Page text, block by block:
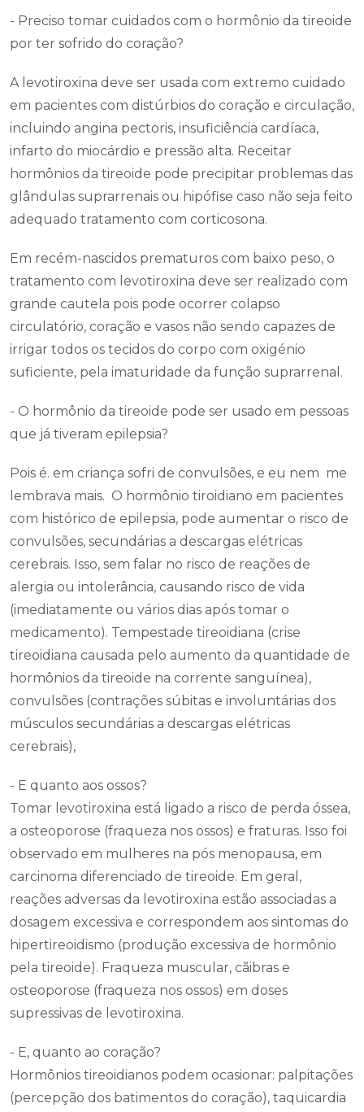
- Preciso tomar cuidados com o hormônio da tireoide
por ter sofrido do coração?
A levotiroxina deve ser usada com extremo cuidado
em pacientes com distúrbios do coração e circulação,
incluindo angina pectoris, insuficiência cardíaca,
infarto do miocárdio e pressão alta. Receitar
hormônios da tireoide pode precipitar problemas das
glândulas suprarrenais ou hipófise caso não seja feito
adequado tratamento com corticosona.
Em recém-nascidos prematuros com baixo peso, o
tratamento com levotiroxina deve ser realizado com
grande cautela pois pode ocorrer colapso
circulatório, coração e vasos não sendo capazes de
irrigar todos os tecidos do corpo com oxigénio
suficiente, pela imaturidade da função suprarrenal.
- O hormônio da tireoide pode ser usado em pessoas
que já tiveram epilepsia?
Pois é. em criança sofri de convulsões, e eu nem me
lembrava mais. O hormônio tiroidiano em pacientes
com histórico de epilepsia, pode aumentar o risco de
convulsões, secundárias a descargas elétricas
cerebrais. Isso, sem falar no risco de reações de
alergia ou intolerância, causando risco de vida
(imediatamente ou vários dias após tomar o
medicamento). Tempestade tireoidiana (crise
tireoidiana causada pelo aumento da quantidade de
hormônios da tireoide na corrente sanguínea),
convulsões (contrações súbitas e involuntárias dos
músculos secundárias a descargas elétricas
cerebrais),
- E quanto aos ossos?
Tomar levotiroxina está ligado a risco de perda óssea,
a osteoporose (fraqueza nos ossos) e fraturas. Isso foi
observado em mulheres na pós menopausa, em
carcinoma diferenciado de tireoide. Em geral,
reações adversas da levotiroxina estão associadas a
dosagem excessiva e correspondem aos sintomas do
hipertireoidismo (produção excessiva de hormônio
pela tireoide). Fraqueza muscular, cãibras e
osteoporose (fraqueza nos ossos) em doses
supressivas de levotiroxina.
- E, quanto ao coração?
Hormônios tireoidianos podem ocasionar: palpitações
(percepção dos batimentos do coração), taquicardia